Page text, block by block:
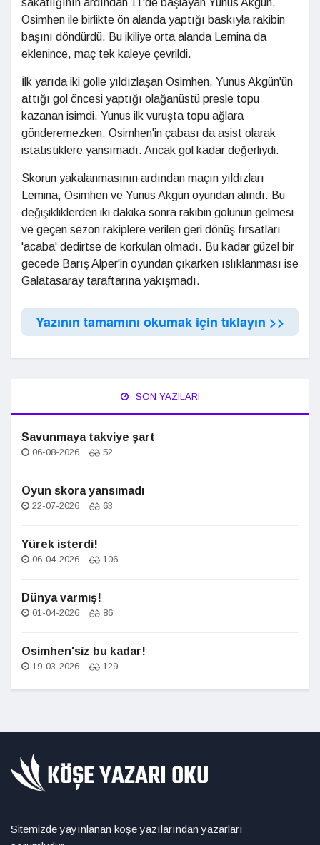
sakatlığının ardından 11'de başlayan Yunus Akgün,
Osimhen ile birlikte ön alanda yaptığı baskıyla rakibin
başını döndürdü. Bu ikiliye orta alanda Lemina da
eklenince, maç tek kaleye çevrildi.
İlk yarıda iki golle yıldızlaşan Osimhen, Yunus Akgün'ün
attığı gol öncesi yaptığı olağanüstü presle topu
kazanan isimdi. Yunus ilk vuruşta topu ağlara
gönderemezken, Osimhen'in çabası da asist olarak
istatistiklere yansımadı. Ancak gol kadar değerliydi.
Skorun yakalanmasının ardından maçın yıldızları
Lemina, Osimhen ve Yunus Akgün oyundan alındı. Bu
değişikliklerden iki dakika sonra rakibin golünün gelmesi
ve geçen sezon rakiplere verilen geri dönüş fırsatları
'acaba' dedirtse de korkulan olmadı. Bu kadar güzel bir
gecede Barış Alper'in oyundan çıkarken ıslıklanması ise
Galatasaray taraftarına yakışmadı.
Yazının tamamını okumak için tıklayın >>
SON YAZILARI
Savunmaya takviye şart
06-08-2026 52
Oyun skora yansımadı
22-07-2026 63
Yürek isterdi!
06-04-2026 106
Dünya varmış!
01-04-2026 86
Osimhen'siz bu kadar!
19-03-2026 129
Sitemizde yayınlanan köşe yazılarından yazarları